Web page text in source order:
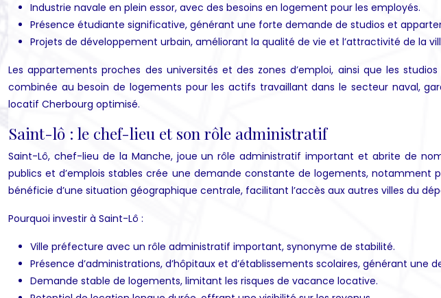
Industrie navale en plein essor, avec des besoins en logement pour les employés.
Présence étudiante significative, générant une forte demande de studios et
Projets de développement urbain, améliorant la qualité de vie et l’attractivité de la
Les appartements proches des universités et des zones d’emploi, ainsi que les
combinée au besoin de logements pour les actifs travaillant dans le secteur naval,
locatif Cherbourg optimisé.
Saint-lô : le chef-lieu et son rôle administratif
Saint-Lô, chef-lieu de la Manche, joue un rôle administratif important et abrite de
publics et d’emplois stables crée une demande constante de logements, notamment
bénéficie d’une situation géographique centrale, facilitant l’accès aux autres villes du
Pourquoi investir à Saint-Lô :
Ville préfecture avec un rôle administratif important, synonyme de stabilité.
Présence d’administrations, d’hôpitaux et d’établissements scolaires, générant une
Demande stable de logements, limitant les risques de vacance locative.